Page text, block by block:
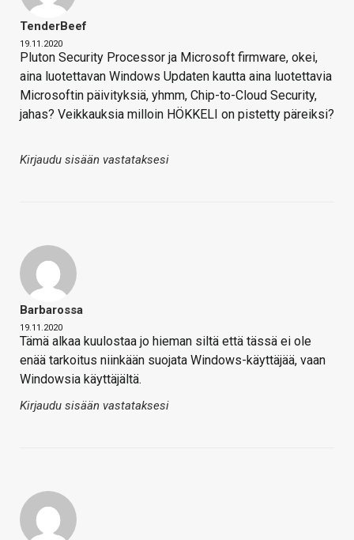
TenderBeef
19.11.2020
Pluton Security Processor ja Microsoft firmware, okei,
aina luotettavan Windows Updaten kautta aina luotettavia
Microsoftin päivityksiä, yhmm, Chip-to-Cloud Security,
jahas? Veikkauksia milloin HÖKKELI on pistetty päreiksi?
Kirjaudu sisään vastataksesi
Barbarossa
19.11.2020
Tämä alkaa kuulostaa jo hieman siltä että tässä ei ole
enää tarkoitus niinkään suojata Windows-käyttäjää, vaan
Windowsia käyttäjältä.
Kirjaudu sisään vastataksesi